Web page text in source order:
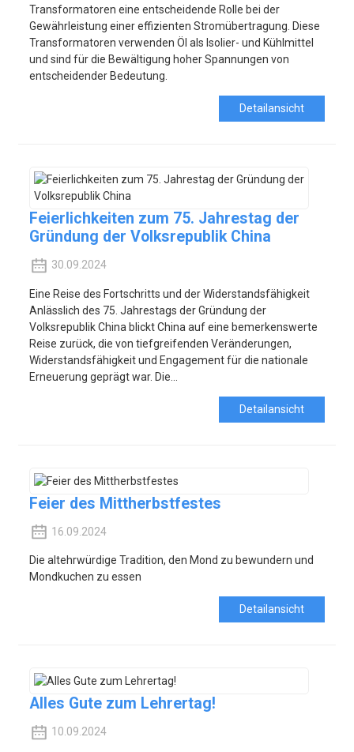
Transformatoren eine entscheidende Rolle bei der
Gewährleistung einer effizienten Stromübertragung. Diese
Transformatoren verwenden Öl als Isolier- und Kühlmittel
und sind für die Bewältigung hoher Spannungen von
entscheidender Bedeutung.
Detailansicht
Feierlichkeiten zum 75. Jahrestag der
Gründung der Volksrepublik China
30.09.2024
Eine Reise des Fortschritts und der Widerstandsfähigkeit
Anlässlich des 75. Jahrestags der Gründung der
Volksrepublik China blickt China auf eine bemerkenswerte
Reise zurück, die von tiefgreifenden Veränderungen,
Widerstandsfähigkeit und Engagement für die nationale
Erneuerung geprägt war. Die...
Detailansicht
Feier des Mittherbstfestes
16.09.2024
Die altehrwürdige Tradition, den Mond zu bewundern und
Mondkuchen zu essen
Detailansicht
Alles Gute zum Lehrertag!
10.09.2024